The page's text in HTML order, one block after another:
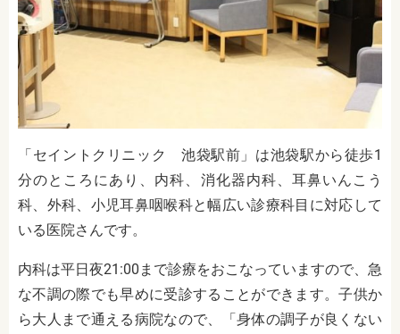
「セイントクリニック 池袋駅前」は池袋駅から徒歩1
分のところにあり、内科、消化器内科、耳鼻いんこう
科、外科、小児耳鼻咽喉科と幅広い診療科目に対応して
いる医院さんです。
内科は平日夜21:00まで診療をおこなっていますので、急
な不調の際でも早めに受診することができます。子供か
ら大人まで通える病院なので、「身体の調子が良くない